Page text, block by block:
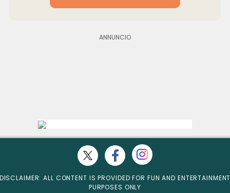
ALL CONTENT IS PROVIDED FOR FUN AND
PURPOSES ONLY